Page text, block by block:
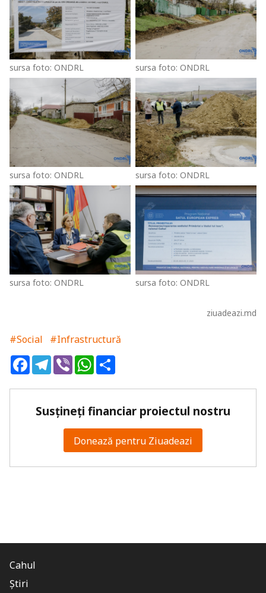
sursa foto: ONDRL sursa foto: ONDRL
sursa foto: ONDRL sursa foto: ONDRL
sursa foto: ONDRL sursa foto: ONDRL
ziuadeazi.md
#Social
#Infrastructură
FacebookTelegram
ViberWhatsApp
Susțineți financiar proiectul nostru
Donează pentru Ziuadeazi
Cahul
Știri